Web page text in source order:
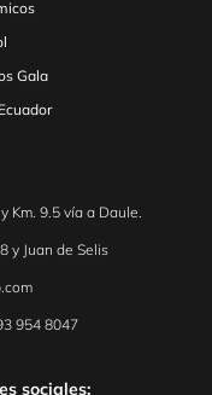
Km. 9.5 vía a Daule.
y Juan de Selis
954 8047
Gala
sociales: